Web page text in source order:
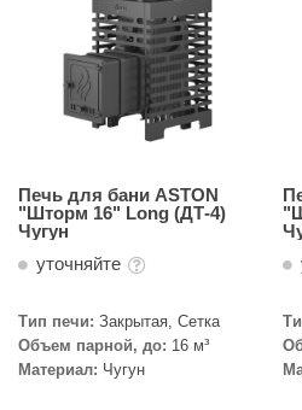
Печь для бани ASTON
"Шторм 16" Long (ДТ-4)
Чугун
уточняйте
Тип печи: Закрытая, Сетка
Объем парной, до: 16 м³
Материал: Чугун